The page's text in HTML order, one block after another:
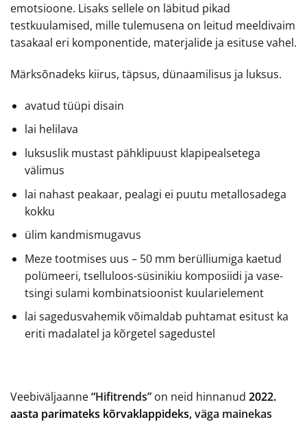
emotsioone. Lisaks sellele on läbitud pikad
testkuulamised, mille tulemusena on leitud meeldivaim
tasakaal eri komponentide, materjalide ja esituse vahel.
Märksõnadeks kiirus, täpsus, dünaamilisus ja luksus.
avatud tüüpi disain
lai helilava
luksuslik mustast pähklipuust klapipealsetega
välimus
lai nahast peakaar, pealagi ei puutu metallosadega
kokku
ülim kandmismugavus
Meze tootmises uus – 50 mm berülliumiga kaetud
polümeeri, tselluloos-süsinikiu komposiidi ja vase-
tsingi sulami kombinatsioonist kuularielement
lai sagedusvahemik võimaldab puhtamat esitust ka
eriti madalatel ja kõrgetel sagedustel
Veebiväljaanne“Hifitrends” on neid hinnanud 2022.
aasta parimateks kõrvaklappideks, väga mainekas